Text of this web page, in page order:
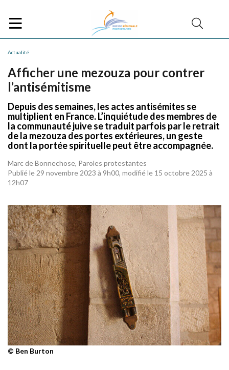
Actualité
Afficher une mezouza pour contrer
l’antisémitisme
Depuis des semaines, les actes antisémites se
multiplient en France. L’inquiétude des membres de
la communauté juive se traduit parfois par le retrait
de la mezouza des portes extérieures, un geste
dont la portée spirituelle peut être accompagnée.
Marc de Bonnechose, Paroles protestantes
Publié le 29 novembre 2023 à 9h00, modifié le 15 octobre 2025 à
12h07
© Ben Burton